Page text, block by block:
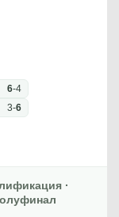
6-4
3-6
·